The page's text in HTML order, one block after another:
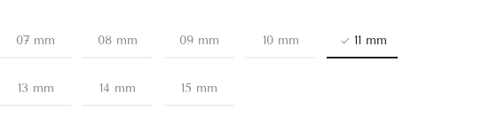
07 mm 08 mm 09 mm 10 mm 11 mm
13 mm 14 mm 15 mm